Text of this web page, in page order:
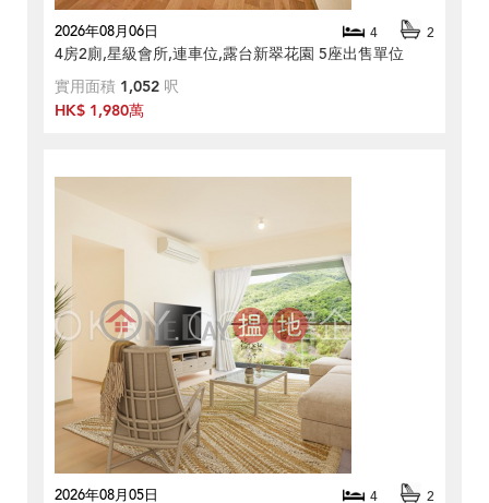
2026年08月06日 4 2
4房2廁,星級會所,連車位,露台新翠花園 5座出售單位
實用面積 1,052 呎
HK$ 1,980萬
2026年08月05日 4 2